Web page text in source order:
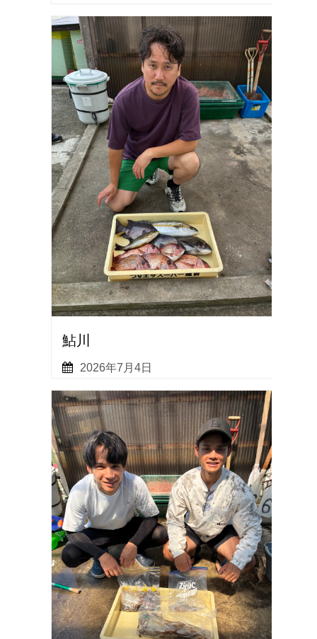
鮎川
2026年7月4日